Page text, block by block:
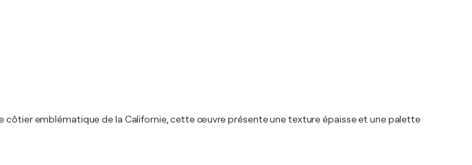
côtier emblématique de la Californie, cette œuvre présente une texture épaisse et une palette